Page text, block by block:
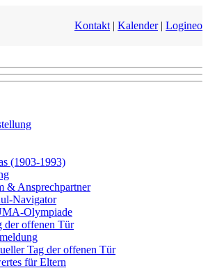
Kontakt | Kalender| Logineo
(1903-1993)
& Ansprechpartner
Navigator
Olympiade
der offenen Tür
Tag der offenen Tür
für Eltern